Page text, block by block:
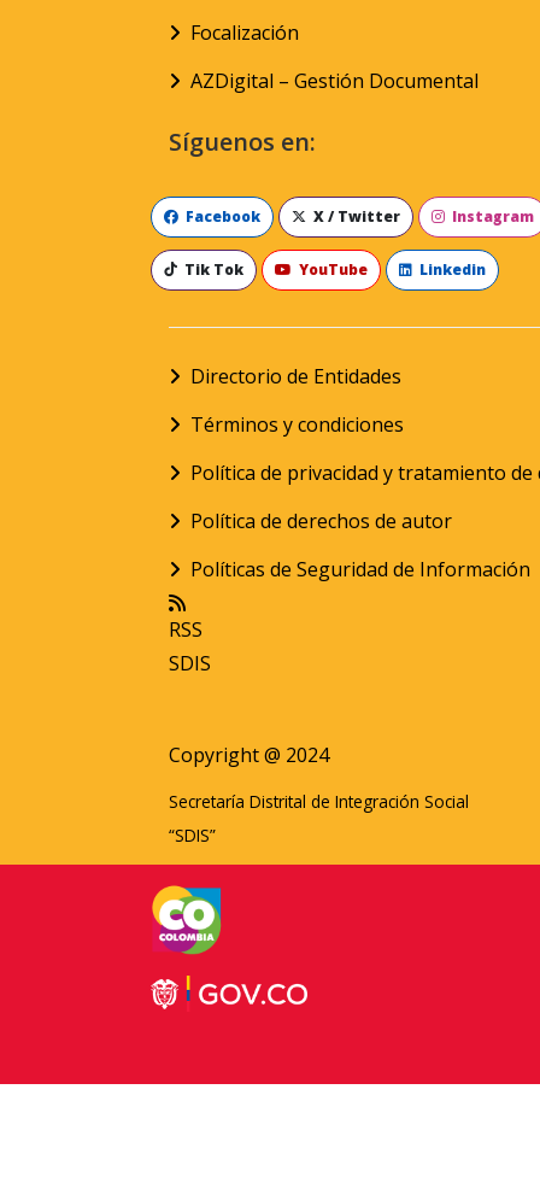
Focalización
AZDigital – Gestión Documental
Síguenos en:
Facebook X / Twitter Instagram
Tik Tok YouTube Linkedin
Directorio de Entidades
Términos y condiciones
Política de privacidad y tratamiento
Política de derechos de autor
Políticas de Seguridad de Información
RSS
SDIS
Copyright @ 2024
Secretaría Distrital de Integración Social
“SDIS”